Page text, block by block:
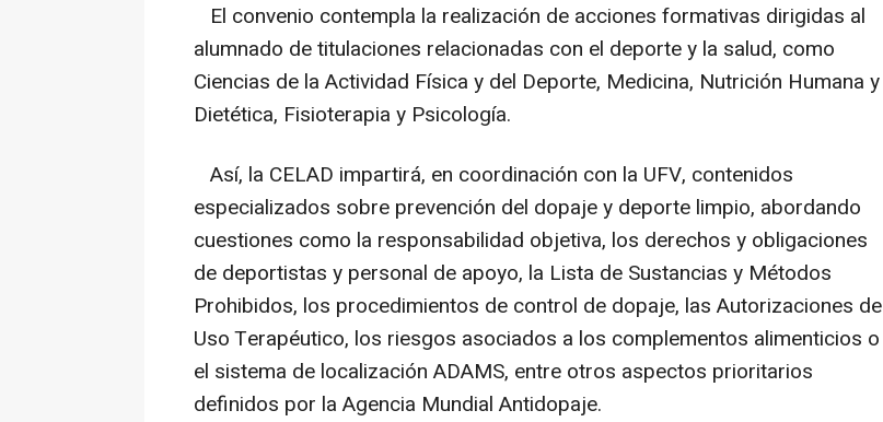
El convenio contempla la realización de acciones formativas dirigidas al
alumnado de titulaciones relacionadas con el deporte y la salud, como
Ciencias de la Actividad Física y del Deporte, Medicina, Nutrición Humana y
Dietética, Fisioterapia y Psicología.
Así, la CELAD impartirá, en coordinación con la UFV, contenidos
especializados sobre prevención del dopaje y deporte limpio, abordando
cuestiones como la responsabilidad objetiva, los derechos y obligaciones
de deportistas y personal de apoyo, la Lista de Sustancias y Métodos
Prohibidos, los procedimientos de control de dopaje, las Autorizaciones de
Uso Terapéutico, los riesgos asociados a los complementos alimenticios o
el sistema de localización ADAMS, entre otros aspectos prioritarios
definidos por la Agencia Mundial Antidopaje.